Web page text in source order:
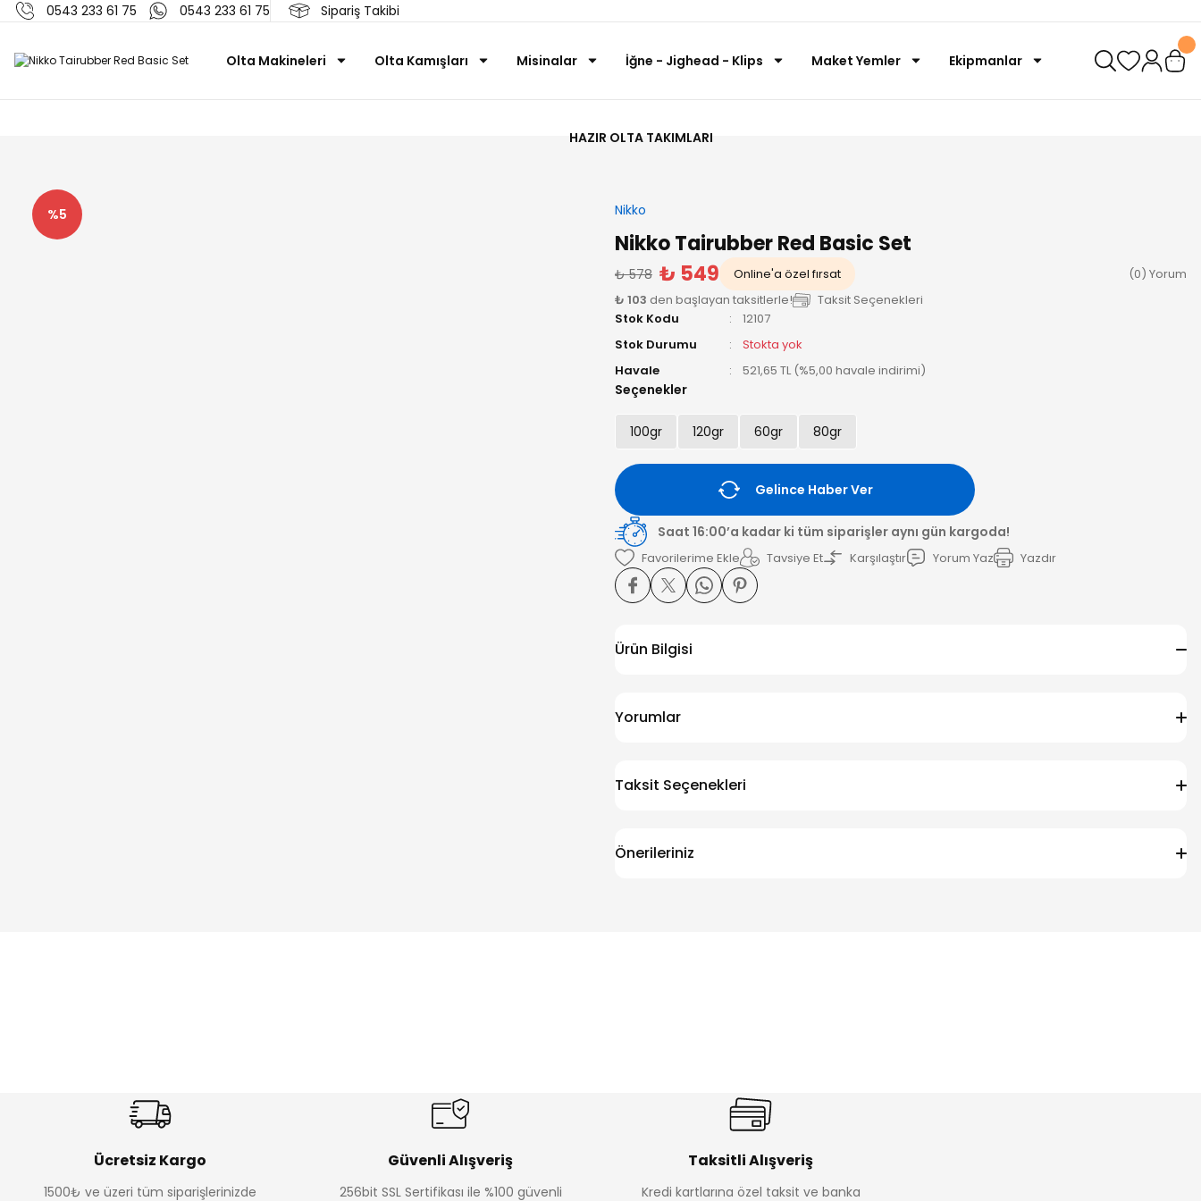
0543 233 61 75 0543 233 61 75 Sipariş Takibi
Olta Makineleri Olta Kamışları Misinalar İğne - Jighead - Klips Maket Yemler Ekipmanlar
HAZIR OLTA TAKIMLARI
%5 Nikko
Nikko Tairubber Red Basic Set
₺ 578 ₺ 549 Online'a özel fırsat
(0) Yorum
₺ 103 den başlayan taksitlerle!
Taksit Seçenekleri
Stok Kodu
12107
Stok Durumu
Stokta yok
Havale
521,65 TL (%5,00 havale indirimi)
Seçenekler
100gr 120gr 60gr 80gr
Gelince Haber Ver
Saat 16:00’a kadar ki tüm siparişler aynı gün kargoda!
Tavsiye Et Karşılaştır Yorum Yaz Yazdır
Ürün Bilgisi
Yorumlar
Taksit Seçenekleri
Önerileriniz
Ücretsiz Kargo
1500₺ ve üzeri tüm siparişlerinizde
Güvenli Alışveriş
256bit SSL Sertifikası ile %100 güvenli
Taksitli Alışveriş
Kredi kartlarına özel taksit ve banka